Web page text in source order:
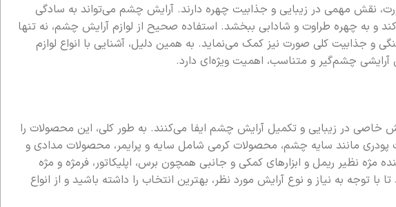
نقش مهمی در زیبایی و جذابیت چهره دارند. آرایش چشم می‌تواند به سادگی
کند و به چهره طراوت و شادابی ببخشد. استفاده صحیح از لوازم آرایش چشم، نه تنها
و جذابیت کلی صورت نیز کمک می‌نماید. به همین دلیل، آشنایی با انواع لوازم
چشم‌گیر و متناسب، اهمیت ویژه‌ای دارد.
خاصی در زیبایی و تکمیل آرایش چشم ایفا می‌کنند. به طور کلی، این محصولات را
مانند سایه چشم، محصولات کرمی شامل سایه و پرایمر، محصولات مدادی و
نظیر ریمل و ابزارهای کمکی و جانبی همچون برس، اپلیکاتور، فرمژه و مژه
به نیاز و نوع آرایش مورد نظر، بهترین انتخاب را داشته باشید و از انواع